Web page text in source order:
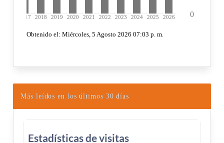
Más leídos en los últimos 30 días